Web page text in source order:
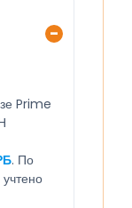
Prime
. По